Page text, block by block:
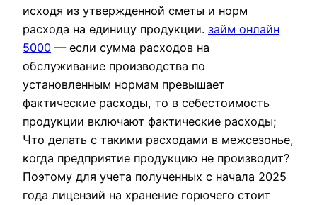
исходя из утвержденной сметы и норм
расхода на единицу продукции. займ онлайн
5000 — если сумма расходов на
обслуживание производства по
установленным нормам превышает
фактические расходы, то в себестоимость
продукции включают фактические расходы;
Что делать с такими расходами в межсезонье,
когда предприятие продукцию не производит?
Поэтому для учета полученных с начала 2025
года лицензий на хранение горючего стоит